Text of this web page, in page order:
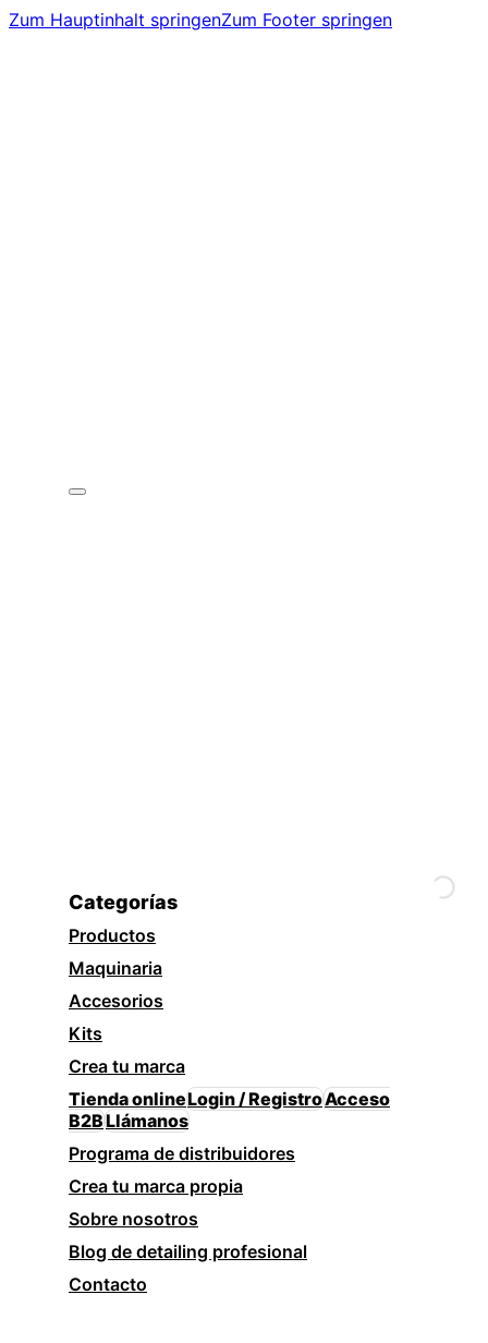
Zum Hauptinhalt springenZum Footer springen
Categorías
Productos
Maquinaria
Accesorios
Kits
Crea tu marca
Tienda onlineLogin / RegistroAcceso
B2BLlámanos
Programa de distribuidores
Crea tu marca propia
Sobre nosotros
Blog de detailing profesional
Contacto